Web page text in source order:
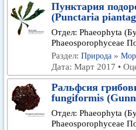
Пунктария
(Punctaria
Отдел: Phaeophyta
Phaeosporophyceae
Раздел: Природа »
Дата: Март 2017 •
Ральфсия
fungiformis
Отдел: Phaeophyta
Phaeosporophyceae